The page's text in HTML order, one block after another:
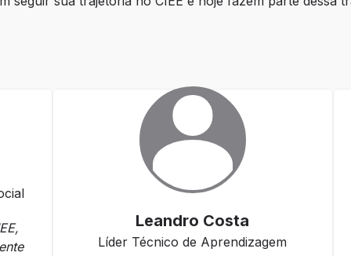
Leandro Costa
Líder Técnico de Aprendizagem